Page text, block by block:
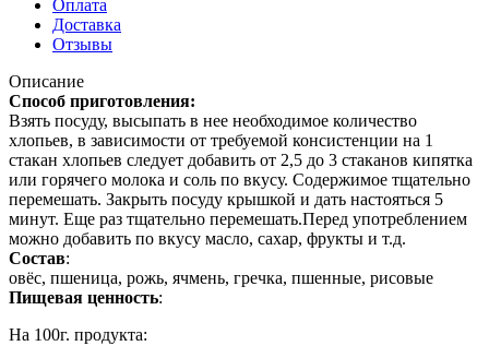
Оплата
Доставка
Отзывы
Описание
Способ приготовления:
Взять посуду, высыпать в нее необходимое количество
хлопьев, в зависимости от требуемой консистенции на 1
стакан хлопьев следует добавить от 2,5 до 3 стаканов кипятка
или горячего молока и соль по вкусу. Содержимое тщательно
перемешать. Закрыть посуду крышкой и дать настояться 5
минут. Еще раз тщательно перемешать.Перед употреблением
можно добавить по вкусу масло, сахар, фрукты и т.д.
Состав:
овёс, пшеница, рожь, ячмень, гречка, пшенные, рисовые
Пищевая ценность:
На 100г. продукта: